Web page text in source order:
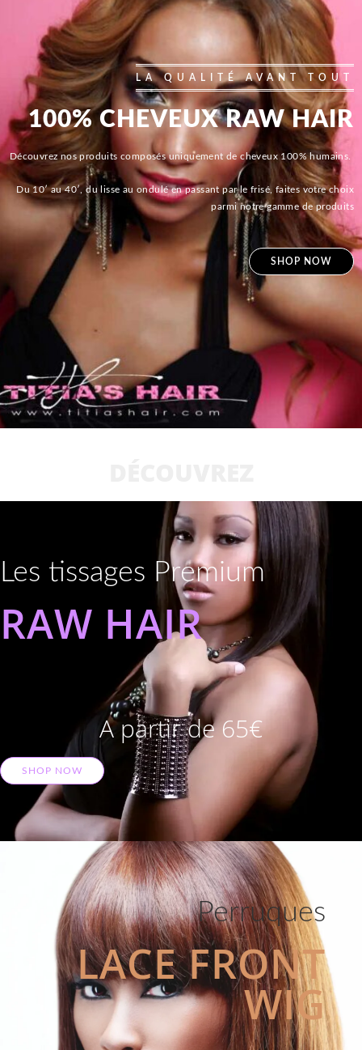
LA QUALITÉ AVANT TOUT
100% CHEVEUX RAW HAIR
Découvrez nos produits composés uniquement de cheveux 100% humains.
Du 10′ au 40′, du lisse au ondulé en passant par le frisé, faites votre choix
parmi notre gamme de produits
SHOP NOW
Les tissages Premium
RAW HAIR
A partir de 65€
SHOP NOW
Perruques
LACE FRONT
WIG